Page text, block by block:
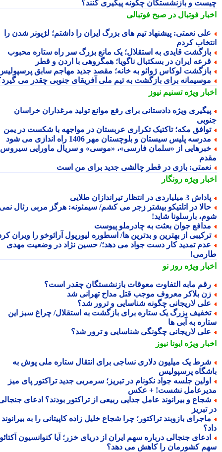
و بازنشستگان چگونه پیگیری کنند؟
فوتبال در صبح فوتبالی
نعمتی: پیشنهاد تیم های بزرگ ایران را داشتم؛ لژیونر شدن را
کردم
قایدی به استقلال؛ یک مانع بزرگ سر راه ستاره محبوب
ایران در بسکتبال ناگویا؛ همگروهی با اردن و قطر
لوکاس ژوائو به خانه؛ مقصد جدید مهاجم سابق پرسپولیس
برای بازگشت به تیم ملی آفریقای جنوبی چقدر می گیرد؟
ویژهتسنیم نیوز
ویژه دادستانی برای رفع موانع تولید مرغداران خراسان
مکه؛ تاکتیک تکراری عربستان در مواجهه با شکست در یمن
پلیس سیستان و بلوچستان مهر 1406 راه اندازی می شود
از «سلمان فارسی»، «موسی» و سریال ماورایی سیروس
بازی در قطر چالشی جدید برای من است
ویژهرونگار
3 میلیاردی در انتظار تیراندازان طلایی
در اتلتیکو بیشتر زجر می کشم/ سیمئونه: هرگز مربی رئال نمی
بارسلونا شاید!
جوان بعثت به چادرملو پیوست
از بهترین و بدترین ها/ اسطوره لیورپول آرائوخو را ویران کرد!
تمدید کار دست جواد می دهد؛/ حسین نژاد در وضعیت مهدی
ویژهروز نو
مابه التفاوت معوقات بازنشستگان چقدر است؟
بلاکر معروف موجب قتل مداح تهرانی شد
لاریجانی چگونه شناسایی و ترور شد؟
بزرگ یک ستاره برای بازگشت به استقلال/ چراغ سبز این
به آبی ها
لاریجانی چگونگی شناسایی و ترور شد؟
ویژهایونا نیوز
یک میلیون دلاری نساجی برای انتقال ستاره ملی پوش به
پرسپولیس
جلسه جواد نکونام در تبریز؛ سرمربی جدید تراکتور پای میز
نشست! + عکس
و بیرانوند عامل جدایی ربیعی از تراکتور بودند؟ ادعای جنجالی
تبریز
بازوبند تراکتور؛ چرا شجاع خلیل زاده کاپیتانی را به بیرانوند
جنجالی درباره سهم ایران از دریای خزر؛ آیا کنوانسیون آکتائو
کشورمان را کاهش می دهد؟